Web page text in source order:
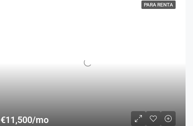
PARA RENTA
€11,500/mo